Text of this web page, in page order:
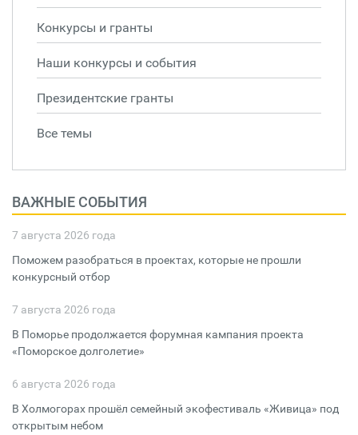
Конкурсы и гранты
Наши конкурсы и события
Президентские гранты
Все темы
ВАЖНЫЕ СОБЫТИЯ
7 августа 2026 года
Поможем разобраться в проектах, которые не прошли
конкурсный отбор
7 августа 2026 года
В Поморье продолжается форумная кампания проекта
«Поморское долголетие»
6 августа 2026 года
В Холмогорах прошёл семейный экофестиваль «Живица» под
открытым небом